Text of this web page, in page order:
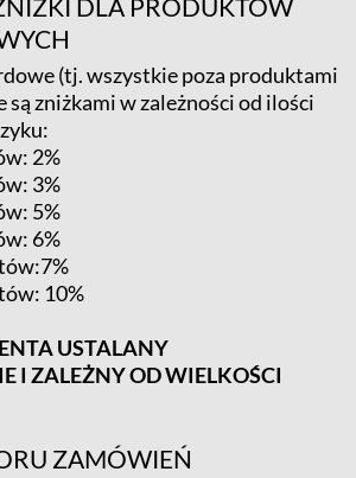
DLA PRODUKTÓW
(tj. wszystkie poza produktami
są zniżkami w zależności od ilości
2%
3%
5%
6%
10%
USTALANY
I ZALEŻNY OD WIELKOŚCI
ZAMÓWIEŃ